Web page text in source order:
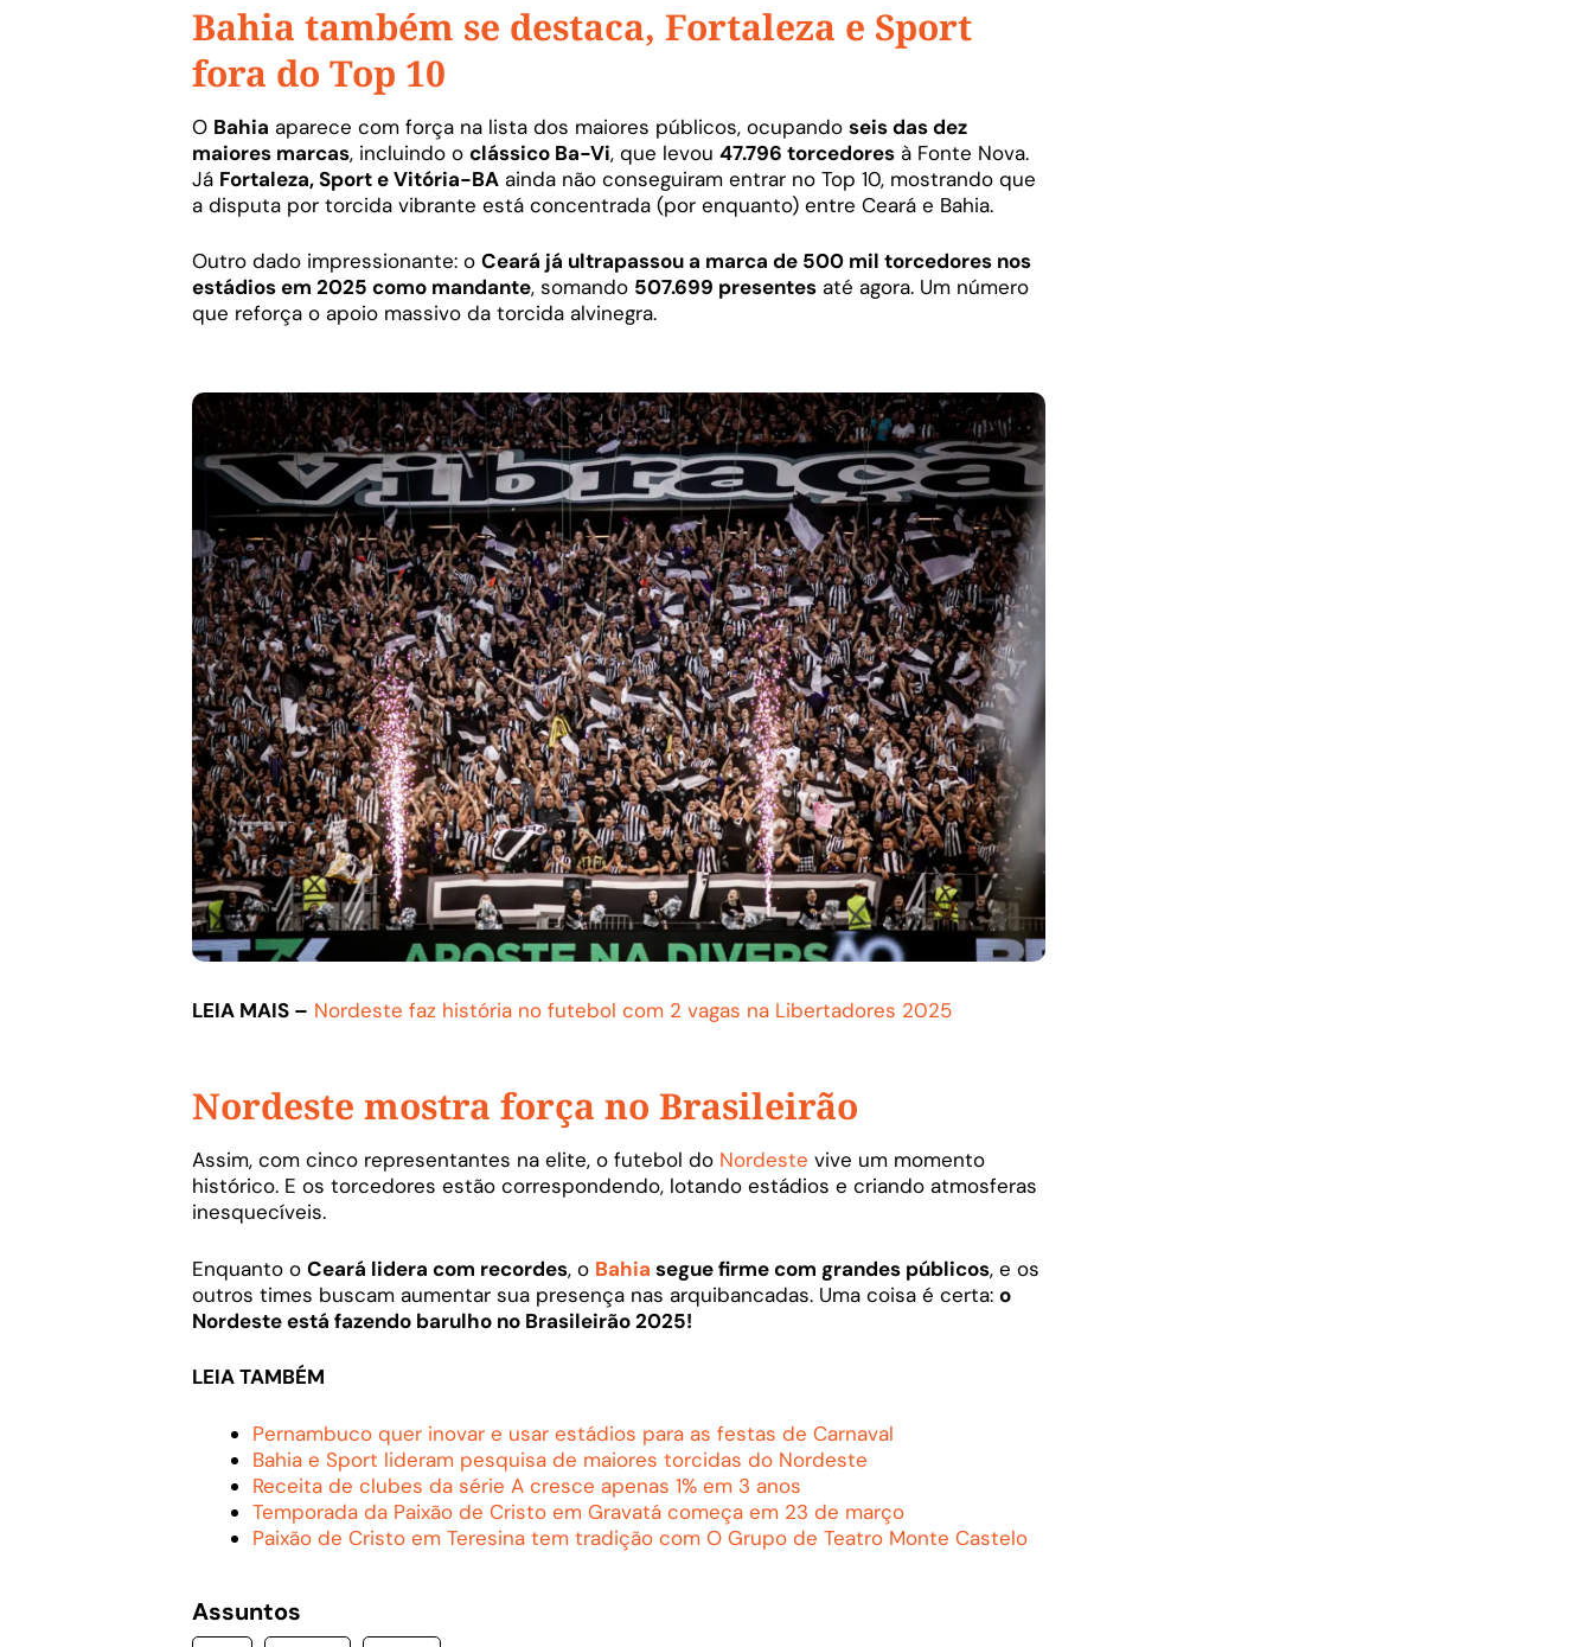
Bahia também se destaca, Fortaleza e Sport
fora do Top 10
O Bahia aparece com força na lista dos maiores públicos, ocupando seis das dez
maiores marcas, incluindo o clássico Ba-Vi, que levou 47.796 torcedores à Fonte Nova.
Já Fortaleza, Sport e Vitória-BA ainda não conseguiram entrar no Top 10, mostrando que
a disputa por torcida vibrante está concentrada (por enquanto) entre Ceará e Bahia.
Outro dado impressionante: o Ceará já ultrapassou a marca de 500 mil torcedores nos
estádios em 2025 como mandante, somando 507.699 presentes até agora. Um número
que reforça o apoio massivo da torcida alvinegra.
LEIA MAIS – Nordeste faz história no futebol com 2 vagas na Libertadores 2025
Nordeste mostra força no Brasileirão
Assim, com cinco representantes na elite, o futebol do Nordeste vive um momento
histórico. E os torcedores estão correspondendo, lotando estádios e criando atmosferas
inesquecíveis.
Enquanto o Ceará lidera com recordes, o Bahia segue firme com grandes públicos, e os
outros times buscam aumentar sua presença nas arquibancadas. Uma coisa é certa: o
Nordeste está fazendo barulho no Brasileirão 2025!
LEIA TAMBÉM
Pernambuco quer inovar e usar estádios para as festas de Carnaval
Bahia e Sport lideram pesquisa de maiores torcidas do Nordeste
Receita de clubes da série A cresce apenas 1% em 3 anos
Temporada da Paixão de Cristo em Gravatá começa em 23 de março
Paixão de Cristo em Teresina tem tradição com O Grupo de Teatro Monte Castelo
Assuntos